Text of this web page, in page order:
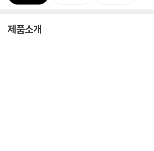
제품소개